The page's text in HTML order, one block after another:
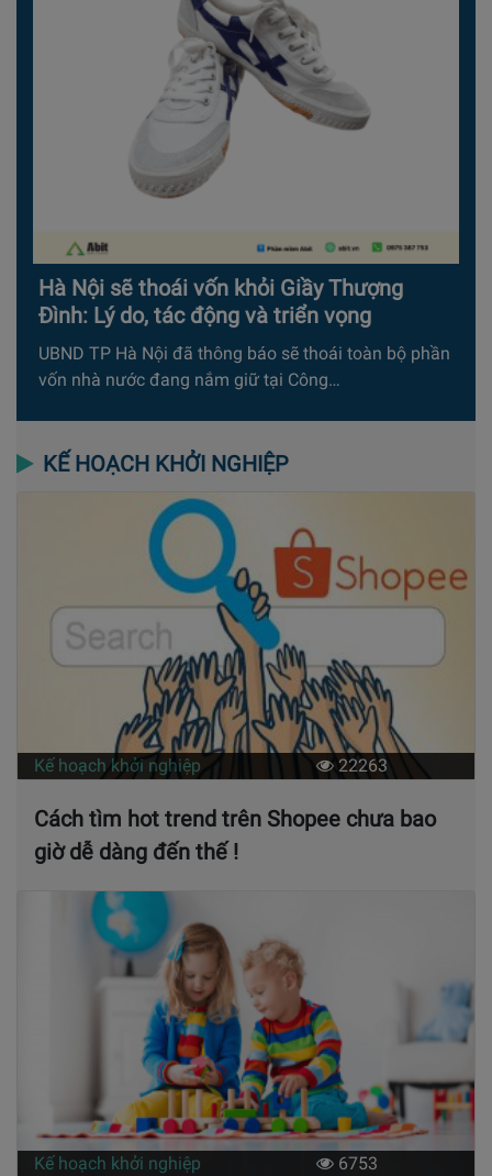
Hà Nội sẽ thoái vốn khỏi Giầy Thượng
Đình: Lý do, tác động và triển vọng
UBND TP Hà Nội đã thông báo sẽ thoái toàn bộ phần
vốn nhà nước đang nắm giữ tại Công…
KẾ HOẠCH KHỞI NGHIỆP
Kế hoạch khởi nghiệp 22263
Cách tìm hot trend trên Shopee chưa bao
giờ dễ dàng đến thế !
Kế hoạch khởi nghiệp 6753